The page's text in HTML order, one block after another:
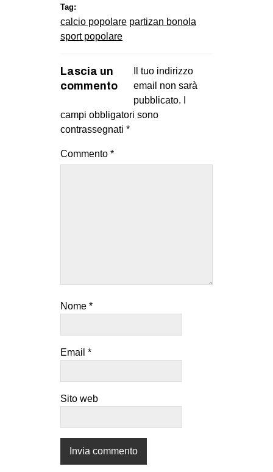
tw
ms
SEARCH
Tag:
calcio popolare partizan bonola
sport popolare
Lascia un
commento
Il tuo indirizzo
email non sarà
pubblicato.
campi obbligatori sono
contrassegnati *
Commento *
Nome *
Email *
Sito web